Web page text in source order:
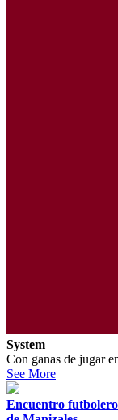
System
Con ganas de jugar
See More
Encuentro